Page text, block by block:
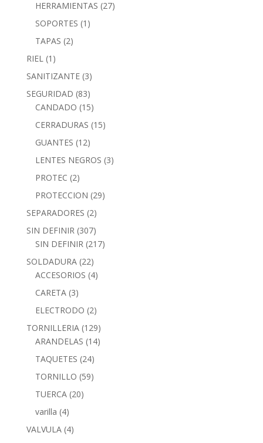
HERRAMIENTAS (27)
SOPORTES (1)
TAPAS (2)
RIEL (1)
SANITIZANTE (3)
SEGURIDAD (83)
CANDADO (15)
CERRADURAS (15)
GUANTES (12)
LENTES NEGROS (3)
PROTEC (2)
PROTECCION (29)
SEPARADORES (2)
SIN DEFINIR (307)
SIN DEFINIR (217)
SOLDADURA (22)
ACCESORIOS (4)
CARETA (3)
ELECTRODO (2)
TORNILLERIA (129)
ARANDELAS (14)
TAQUETES (24)
TORNILLO (59)
TUERCA (20)
varilla (4)
VALVULA (4)